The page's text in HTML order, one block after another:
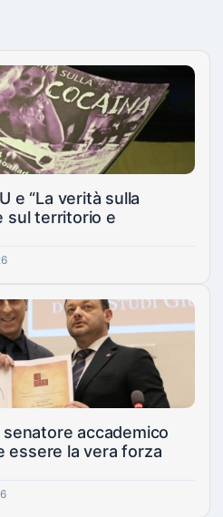
e “La verità sulla
sul territorio e
accademico
essere la vera forza